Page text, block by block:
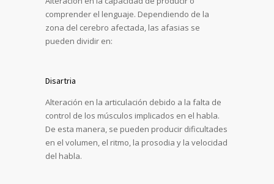
comprender el lenguaje. Dependiendo de la
zona del cerebro afectada, las afasias se
pueden dividir en:
Disartria
Alteración en la articulación debido a la falta de
control de los músculos implicados en el habla.
De esta manera, se pueden producir dificultades
en el volumen, el ritmo, la prosodia y la velocidad
del habla.